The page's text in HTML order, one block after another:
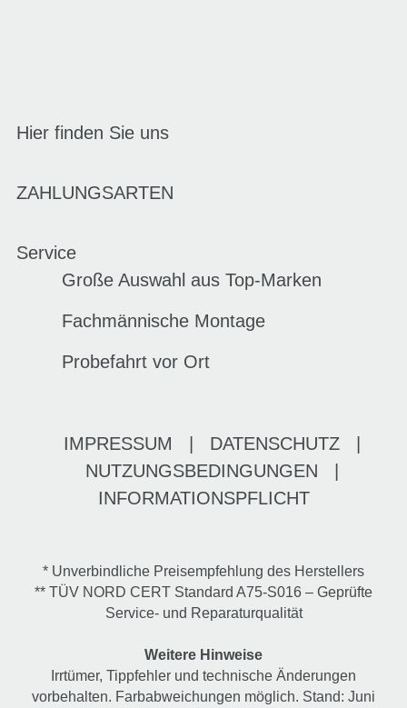
Hier finden Sie uns
ZAHLUNGSARTEN
Service
Große Auswahl aus Top-Marken
Fachmännische Montage
Probefahrt vor Ort
IMPRESSUM DATENSCHUTZ
NUTZUNGSBEDINGUNGEN
INFORMATIONSPFLICHT
* Unverbindliche Preisempfehlung des Herstellers
** TÜV NORD CERT Standard A75-S016 – Geprüfte
Service- und Reparaturqualität
Weitere Hinweise
Irrtümer, Tippfehler und technische Änderungen
vorbehalten. Farbabweichungen möglich. Stand: Juni